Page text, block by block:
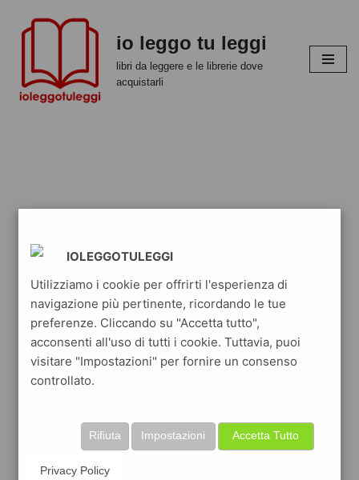
contenuto
io leggo tu leggi
libri da leggere e le librerie dove
acquistarli
IOLEGGOTULEGGI
Utilizziamo i cookie per offrirti l'esperienza di
navigazione più pertinente, ricordando le tue
preferenze. Cliccando su "Accetta tutto",
acconsenti all'uso di tutti i cookie. Tuttavia, puoi
visitare "Impostazioni" per fornire un consenso
controllato.
Accetta Tutto
Impostazioni
Rifiuta
Privacy Policy